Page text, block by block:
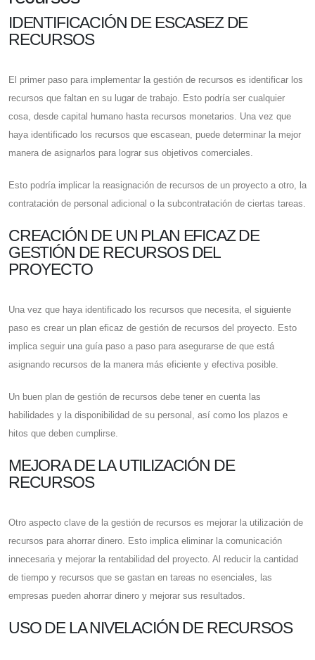
IDENTIFICACIÓN DE ESCASEZ DE
RECURSOS
El primer paso para implementar la gestión de recursos es identificar los
recursos que faltan en su lugar de trabajo. Esto podría ser cualquier
cosa, desde capital humano hasta recursos monetarios. Una vez que
haya identificado los recursos que escasean, puede determinar la mejor
manera de asignarlos para lograr sus objetivos comerciales.
Esto podría implicar la reasignación de recursos de un proyecto a otro, la
contratación de personal adicional o la subcontratación de ciertas tareas.
CREACIÓN DE UN PLAN EFICAZ DE
GESTIÓN DE RECURSOS DEL
PROYECTO
Una vez que haya identificado los recursos que necesita, el siguiente
paso es crear un plan eficaz de gestión de recursos del proyecto. Esto
implica seguir una guía paso a paso para asegurarse de que está
asignando recursos de la manera más eficiente y efectiva posible.
Un buen plan de gestión de recursos debe tener en cuenta las
habilidades y la disponibilidad de su personal, así como los plazos e
hitos que deben cumplirse.
MEJORA DE LA UTILIZACIÓN DE
RECURSOS
Otro aspecto clave de la gestión de recursos es mejorar la utilización de
recursos para ahorrar dinero. Esto implica eliminar la comunicación
innecesaria y mejorar la rentabilidad del proyecto. Al reducir la cantidad
de tiempo y recursos que se gastan en tareas no esenciales, las
empresas pueden ahorrar dinero y mejorar sus resultados.
USO DE LA NIVELACIÓN DE RECURSOS